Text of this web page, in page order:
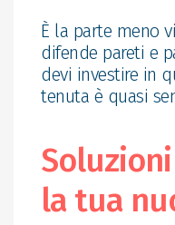
È la parte meno
difende pareti e
devi investire in
tenuta è quasi
la tua